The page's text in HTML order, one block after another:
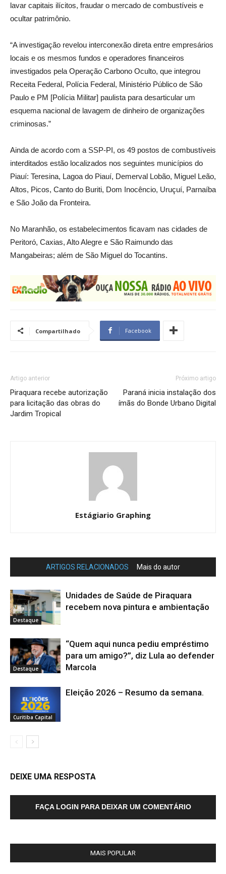
lavar capitais ilícitos, fraudar o mercado de combustíveis e
ocultar patrimônio.
“A investigação revelou interconexão direta entre empresários
locais e os mesmos fundos e operadores financeiros
investigados pela Operação Carbono Oculto, que integrou
Receita Federal, Polícia Federal, Ministério Público de São
Paulo e PM [Polícia Militar] paulista para desarticular um
esquema nacional de lavagem de dinheiro de organizações
criminosas.”
Ainda de acordo com a SSP-PI, os 49 postos de combustíveis
interditados estão localizados nos seguintes municípios do
Piauí: Teresina, Lagoa do Piauí, Demerval Lobão, Miguel Leão,
Altos, Picos, Canto do Buriti, Dom Inocêncio, Uruçuí, Parnaíba
e São João da Fronteira.
No Maranhão, os estabelecimentos ficavam nas cidades de
Peritoró, Caxias, Alto Alegre e São Raimundo das
Mangabeiras; além de São Miguel do Tocantins.
Compartilhado Facebook
Artigo anterior
Piraquara recebe autorização
para licitação das obras do
Jardim Tropical
Próximo artigo
Paraná inicia instalação dos
ímãs do Bonde Urbano Digital
Estágiario Graphing
ARTIGOS RELACIONADOS Mais do autor
Destaque
Unidades de Saúde de Piraquara
recebem nova pintura e ambientação
Destaque
“Quem aqui nunca pediu empréstimo
para um amigo?”, diz Lula ao defender
Marcola
Curitiba Capital
Eleição 2026 – Resumo da semana.
DEIXE UMA RESPOSTA
FAÇA LOGIN PARA DEIXAR UM COMENTÁRIO
MAIS POPULAR